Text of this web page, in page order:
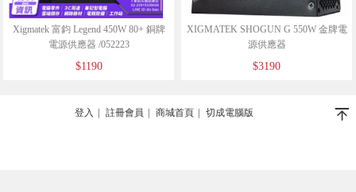
Xigmatek 富鈞 Legend 450W 80+ 銅牌
電源供應器 /052223
$1190
XIGMATEK SHOGUN G 550W 金牌電
源供應器
$3190
登入 註冊會員 商城首頁 切成電腦版 󰄬